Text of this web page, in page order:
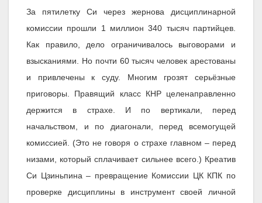
За пятилетку Си через жернова дисциплинарной
комиссии прошли 1 миллион 340 тысяч партийцев.
Как правило, дело ограничивалось выговорами и
взысканиями. Но почти 60 тысяч человек арестованы
и привлечены к суду. Многим грозят серьёзные
приговоры. Правящий класс КНР целенаправленно
держится в страхе. И по вертикали, перед
начальством, и по диагонали, перед всемогущей
комиссией. (Это не говоря о страхе главном – перед
низами, который сплачивает сильнее всего.) Креатив
Си Цзиньпина – превращение Комиссии ЦК КПК по
проверке дисциплины в инструмент своей личной